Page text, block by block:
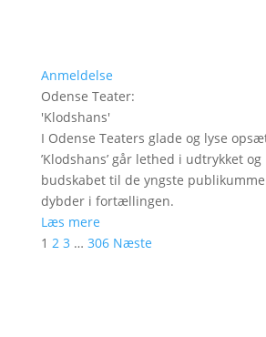
Anmeldelse
Odense Teater:
'Klodshans'
I Odense Teaters glade og lyse
’Klodshans’ går lethed i udtrykket
budskabet til de yngste
dybder i fortællingen.
Læs mere
1 2 3 … 306 Næste